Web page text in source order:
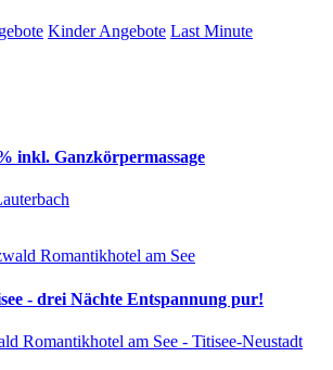
Kinder Angebote Last Minute
inkl. Ganzkörpermassage
- drei Nächte Entspannung pur!
Romantikhotel am See - Titisee-Neustadt